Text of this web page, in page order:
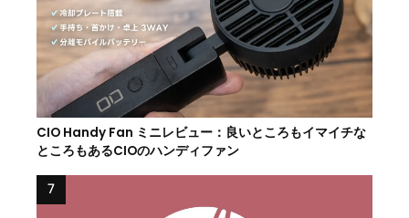
CIO Handy Fan ミニレビュー：良いところもイマイチな
ところもあるCIOのハンディファン